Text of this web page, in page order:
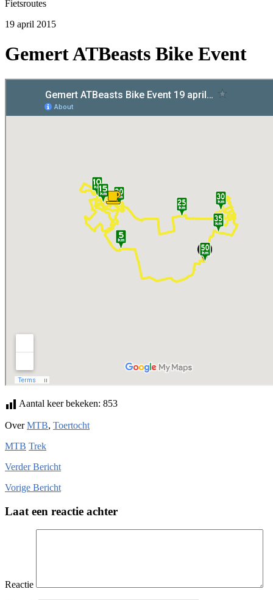
Fietsroutes
19 april 2015
Gemert ATBeasts Bike Event
Aantal keer bekeken: 853
OverMTB, Toertocht
MTB Trek
VerderBericht
Vorige Bericht
Laat een reactie achter
Reactie